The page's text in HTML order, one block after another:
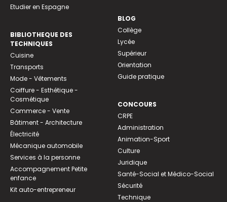
Etudier en Espagne
BIBLIOTHEQUE DES
TECHNIQUES
Cuisine
Transports
Mode - Vêtements
Coiffure - Esthétique -
Cosmétique
Commerce - Vente
Bâtiment - Architecture
Électricité
Mécanique automobile
Services à la personne
Accompagnement Petite
enfance
Kit auto-entrepreneur
BLOG
Collège
Lycée
Supérieur
Orientation
Guide pratique
CONCOURS
CRPE
Administration
Animation-Sport
Culture
Juridique
Santé-Social et Médico-Social
Sécurité
Technique